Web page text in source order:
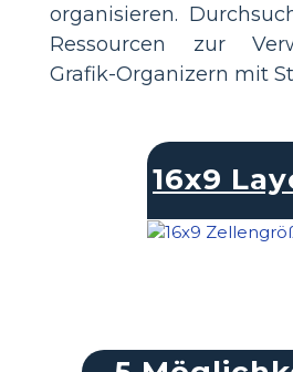
organisieren.
Ressourcen zur
Grafik-Organizern mit
16x9